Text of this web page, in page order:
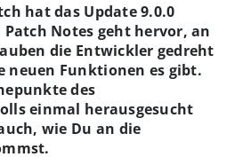
hat das Update 9.0.0
Notes geht hervor, an
die Entwickler gedreht
neuen Funktionen es gibt.
des
einmal herausgesucht
wie Du an die